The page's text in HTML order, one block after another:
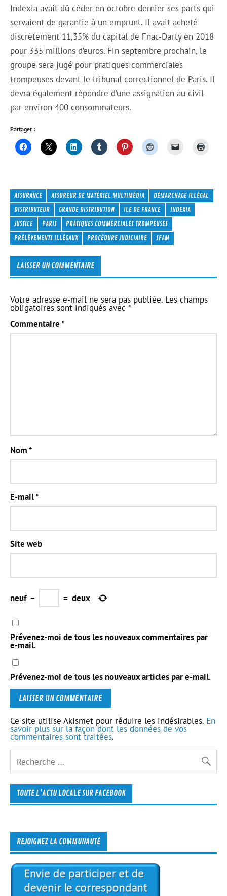
Indexia avait dû céder en octobre dernier ses parts qui
servaient de garantie à un emprunt. Il avait acheté
discrètement 11,35% du capital de Fnac-Darty en 2018
pour 335 millions d’euros. Fin septembre prochain, le
groupe sera jugé pour pratiques commerciales
trompeuses devant le tribunal correctionnel de Paris. Il
devra également répondre d’une assignation au civil
par environ 400 consommateurs.
Partager :
ASSURANCE ASSUREUR DE MATÉRIEL MULTIMÉDIA
DÉMARCHAGE ILLÉGAL
DISTRIBUTEUR
GRANDE DISTRIBUTION ILE DE FRANCE
INDEXIA
JUSTICE
PARIS
PRATIQUES COMMERCIALES TROMPEUSES
PRÉLÈVEMENTS ILLÉGAUX
PROCÉDURE JUDICIAIRE SFAM
LAISSER UN COMMENTAIRE
Votre adresse e-mail ne sera pas publiée. Les champs
obligatoires sont indiqués avec*
Commentaire*
Nom*
E-mail*
Site web
neuf − = deux
Prévenez-moi de tous les nouveaux commentaires par
e-mail.
Prévenez-moi de tous les nouveaux articles par e-mail.
Ce site utilise Akismet pour réduire les indésirables. En
savoir plus sur la façon dont les données de vos
commentaires sont traitées.
TOUTE L’ACTU LOCALE SUR FACEBOOK
REJOIGNEZ LA COMMUNAUTÉ